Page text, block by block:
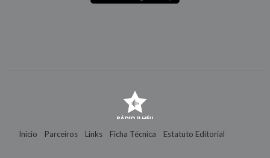
Início Parceiros Links Ficha Técnica Estatuto Editorial